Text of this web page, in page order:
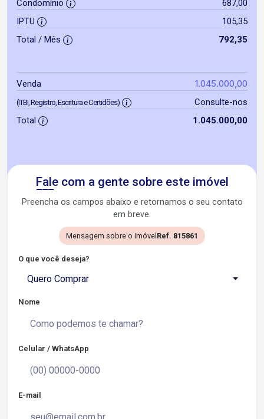
Condomínio
687,00
IPTU
105,35
Total / Mês
792,35
Venda 1.045.000,00
(ITBI, Registro, Escritura e Certidões)
Consulte-nos
Total
1.045.000,00
Fale com a gente sobre este imóvel
Preencha os campos abaixo e retornamos o seu contato
em breve.
Mensagem sobre o imóvel Ref. 815861
O que você deseja?
Quero Comprar
Nome
Celular / WhatsApp
E-mail